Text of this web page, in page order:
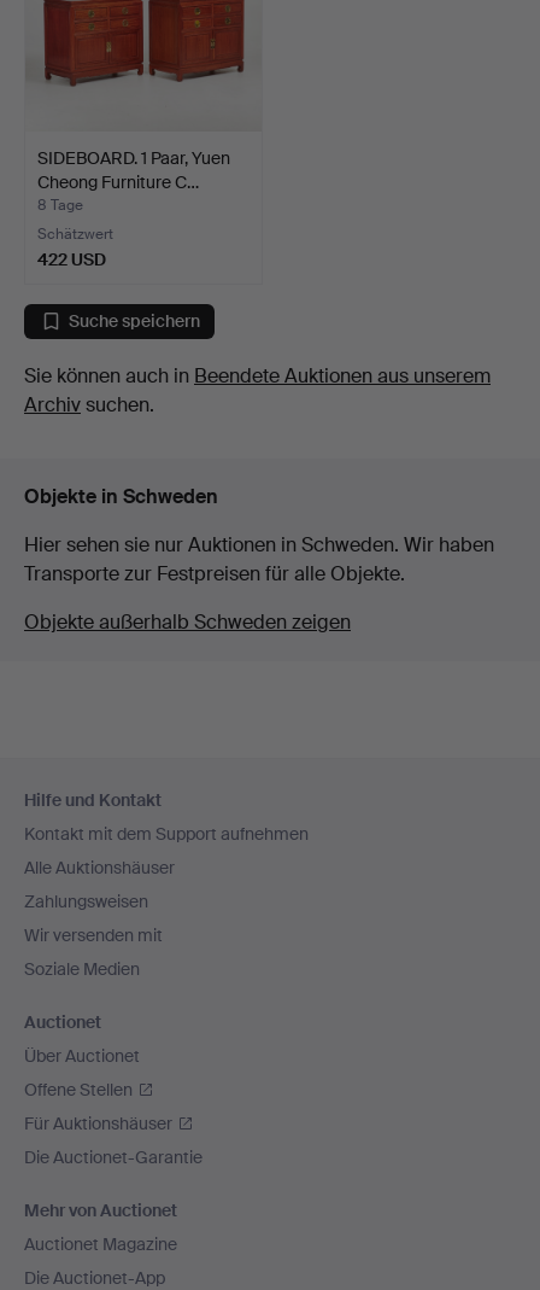
SIDEBOARD. 1 Paar, Yuen
Cheong Furniture C…
8 Tage
Schätzwert
422 USD
Suche speichern
Sie können auch in Beendete Auktionen aus unserem
Archivsuchen.
Objekte in Schweden
Hier sehen sie nur Auktionen in Schweden. Wir haben
Transporte zur Festpreisen für alle Objekte.
Objekte außerhalb Schweden zeigen
Navigation
Hilfe und Kontakt
Kontakt mit dem Support aufnehmen
Alle Auktionshäuser
Zahlungsweisen
Wir versenden mit
Soziale Medien
Auctionet
Über Auctionet
Offene Stellen
Für Auktionshäuser
Die Auctionet-Garantie
Mehr von Auctionet
Auctionet Magazine
Die Auctionet-App